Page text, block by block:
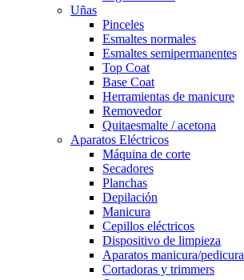
Uñas
Pinceles
Esmaltes normales
Esmaltes semipermanentes
Top Coat
Base Coat
Herramientas de manicure
Removedor
Quitaesmalte / acetona
Aparatos Eléctricos
Máquina de corte
Secadores
Planchas
Depilación
Manicura
Cepillos eléctricos
Dispositivo de limpieza
Aparatos manicura/pedicura
Cortadoras y trimmers